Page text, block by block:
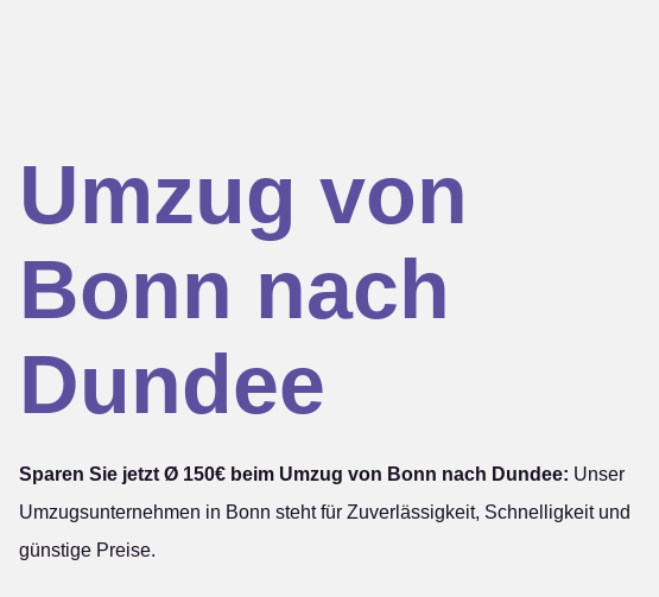
Umzug von
Bonn nach
Dundee
Sparen Sie jetzt Ø 150€ beim Umzug von Bonn nach Dundee: Unser
Umzugsunternehmen in Bonn steht für Zuverlässigkeit, Schnelligkeit und
günstige Preise.